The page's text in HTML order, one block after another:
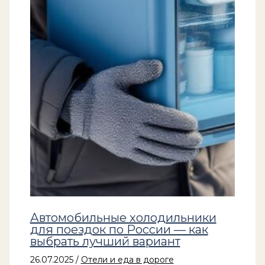
Автомобильные холодильники
для поездок по России — как
выбрать лучший вариант
26.07.2025 / Отели и еда в дороге